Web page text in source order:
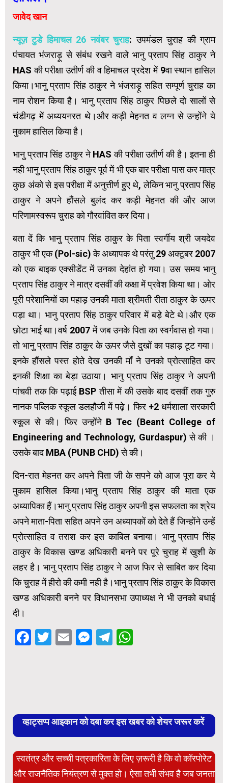
जावेद खान
न्यूज़ टुडे हिमाचल 26 नवंबर चुराह: उपमंडल चुराह की ग्राम
पंचायत भंजराड़ू से संबंध रखने वाले भानु प्रताप सिंह ठाकुर ने
HAS की परीक्षा उतीर्ण की व हिमाचल प्रदेश में 9वा स्थान हासिल
किया।भानु प्रताप सिंह ठाकुर ने भंजराड़ू सहित सम्पूर्ण चुराह का
नाम रोशन किया है। भानु प्रताप सिंह ठाकुर पिछले दो सालों से
चंडीगढ़ में अध्ययनरत थे।और कड़ी मेहनत व लग्न से उन्होंने ये
मुकाम हासिल किया है।
भानु प्रताप सिंह ठाकुर ने HAS की परीक्षा उतीर्ण की है। इतना ही
नही भानु प्रताप सिंह ठाकुर पूर्व में भी एक बार परीक्षा पास कर मात्र
कुछ अंको से इस परीक्षा में अनुत्तीर्ण हुए थे, लेकिन भानु प्रताप सिंह
ठाकुर ने अपने हौंसले बुलंद कर कड़ी मेहनत की और आज
परिणामस्वरूप चुराह को गौरवांवित कर दिया।
बता दें कि भानु प्रताप सिंह ठाकुर के पिता स्वर्गीय श्री जयदेव
ठाकुर भी एक (Pol-sic) के अध्यापक थे परंतु 29 अक्टूबर 2007
को एक बाइक एक्सीडेंट में उनका देहांत हो गया। उस समय भानु
प्रताप सिंह ठाकुर ने मात्र दसवीं की कक्षा में प्रवेश किया था। ओर
पूरी परेशानियों का पहाड़ उनकी माता श्रीमती रीता ठाकुर के ऊपर
पड़ा था। भानु प्रताप सिंह ठाकुर परिवार में बड़े बेटे थे।और एक
छोटा भाई था।वर्ष 2007 में जब उनके पिता का स्वर्गवास हो गया।
तो भानु प्रताप सिंह ठाकुर के ऊपर जैसे दुखों का पहाड़ टूट गया।
इनके हौंसले पस्त होते देख उनकी माँ ने उनको प्रोत्साहित कर
इनकी शिक्षा का बेड़ा उठाया। भानु प्रताप सिंह ठाकुर ने अपनी
पांचवी तक कि पढ़ाई BSP तीसा में की उसके बाद दसवीं तक गुरु
नानक पब्लिक स्कूल डलहौजी में पढ़े। फिर +2 धर्मशाला सरकारी
स्कूल से की। फिर उन्होंने B Tec (Beant College of
Engineering and Technology, Gurdaspur) से की ।
उसके बाद MBA (PUNB CHD) से की।
दिन-रात मेहनत कर अपने पिता जी के सपने को आज पूरा कर ये
मुकाम हासिल किया।भानु प्रताप सिंह ठाकुर की माता एक
अध्यापिका हैं।भानु प्रताप सिंह ठाकुर अपनी इस सफलता का श्रेय
अपने माता-पिता सहित अपने उन अध्यापकों को देते हैं जिन्होंने उन्हें
प्रोत्साहित व तराश कर इस काबिल बनाया। भानु प्रताप सिंह
ठाकुर के विकास खण्ड अधिकारी बनने पर पूरे चुराह में खुशी के
लहर है। भानु प्रताप सिंह ठाकुर ने आज फिर से साबित कर दिया
कि चुराह में हीरो की कमी नही है।भानु प्रताप सिंह ठाकुर के विकास
खण्ड अधिकारी बनने पर विधानसभा उपाध्यक्ष ने भी उनको बधाई
दी।
Facebook
Twitter
EmailMessenger
Telegram
व्हाट्सप्प आइकान को दबा कर इस खबर को शेयर जरूर करें
स्वतंत्र और सच्ची पत्रकारिता के लिए ज़रूरी है कि वो कॉरपोरेट
और राजनैतिक नियंत्रण से मुक्त हो। ऐसा तभी संभव है जब जनता